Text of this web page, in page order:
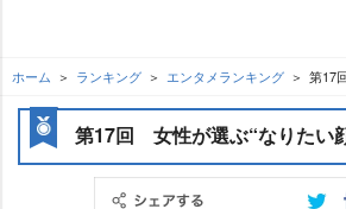
ホーム ランキング エンタメランキング 第17
第17回 女性が選ぶ“なりたい